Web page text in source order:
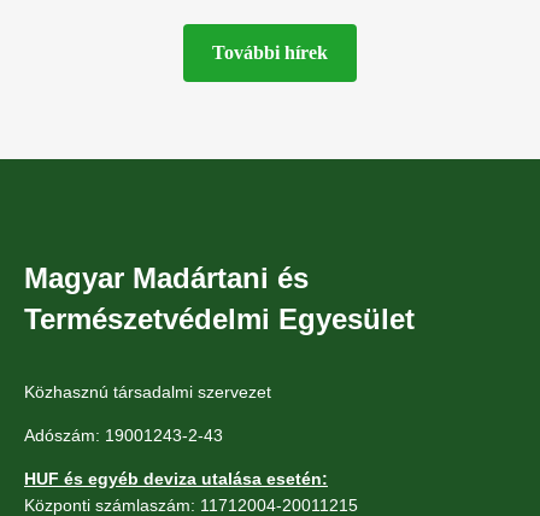
További hírek
Magyar Madártani és
Természetvédelmi Egyesület
Közhasznú társadalmi szervezet
Adószám: 19001243-2-43
HUF és egyéb deviza utalása esetén:
Központi számlaszám: 11712004-20011215